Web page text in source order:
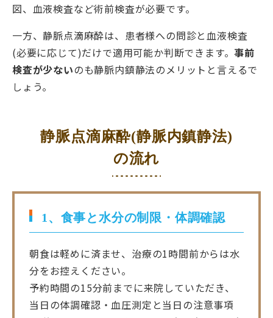
図、血液検査など術前検査が必要です。
一方、静脈点滴麻酔は、患者様への問診と血液検査
(必要に応じて)だけで適用可能か判断できます。事前
検査が少ないのも静脈内鎮静法のメリットと言えるで
しょう。
静脈点滴麻酔(静脈内鎮静法)
の流れ
1、食事と水分の制限・体調確認
朝食は軽めに済ませ、治療の1時間前からは水
分をお控えください。
予約時間の15分前までに来院していただき、
当日の体調確認・血圧測定と当日の注意事項